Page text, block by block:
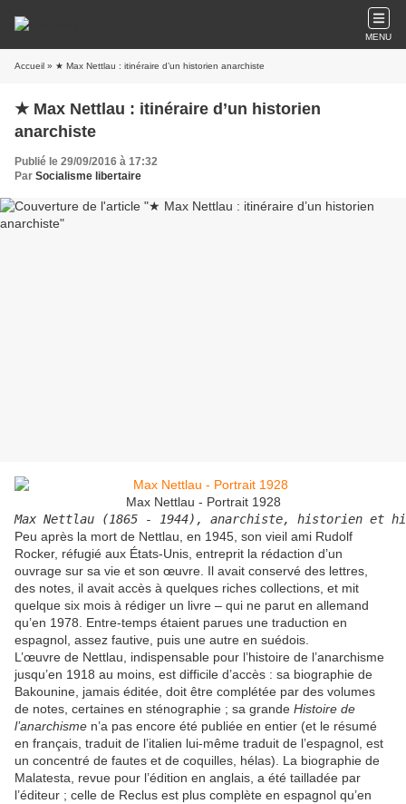
MENU
Accueil » ★ Max Nettlau : itinéraire d’un historien anarchiste
★ Max Nettlau : itinéraire d’un historien
anarchiste
Publié le 29/09/2016 à 17:32
Par Socialisme libertaire
Max Nettlau - Portrait 1928
Max Nettlau (1865 - 1944), anarchiste, historien et
Peu après la mort de Nettlau, en 1945, son vieil ami Rudolf
Rocker, réfugié aux États-Unis, entreprit la rédaction d’un
ouvrage sur sa vie et son œuvre. Il avait conservé des lettres,
des notes, il avait accès à quelques riches collections, et mit
quelque six mois à rédiger un livre – qui ne parut en allemand
qu’en 1978. Entre-temps étaient parues une traduction en
espagnol, assez fautive, puis une autre en suédois.
L’œuvre de Nettlau, indispensable pour l’histoire de l’anarchisme
jusqu’en 1918 au moins, est difficile d’accès : sa biographie de
Bakounine, jamais éditée, doit être complétée par des volumes
de notes, certaines en sténographie ; sa grande Histoire de
l’anarchisme n’a pas encore été publiée en entier (et le résumé
en français, traduit de l’italien lui-même traduit de l’espagnol, est
un concentré de fautes et de coquilles, hélas). La biographie de
Malatesta, revue pour l’édition en anglais, a été tailladée par
l’éditeur ; celle de Reclus est plus complète en espagnol qu’en